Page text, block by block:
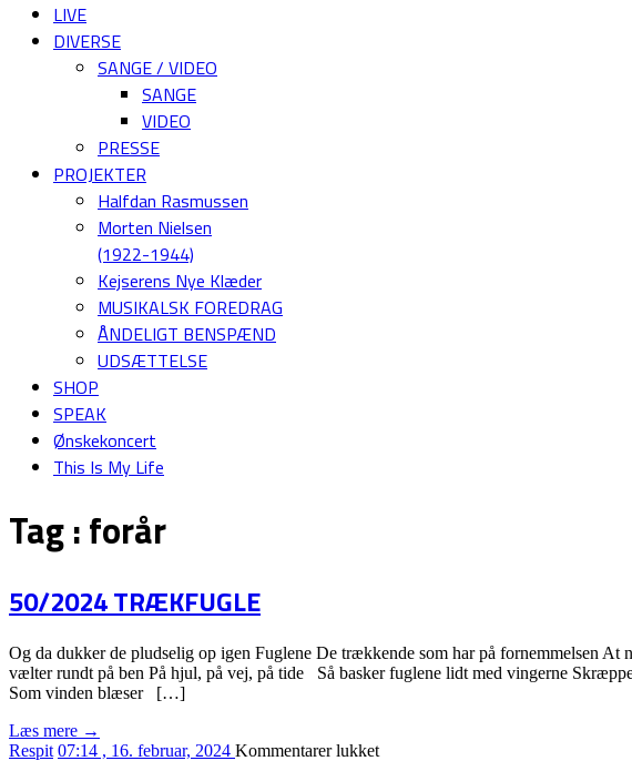
LIVE
DIVERSE
SANGE / VIDEO
SANGE
VIDEO
PRESSE
PROJEKTER
Halfdan Rasmussen
Morten Nielsen
(1922-1944)
Kejserens Nye Klæder
MUSIKALSK FOREDRAG
ÅNDELIGT BENSPÆND
UDSÆTTELSE
SHOP
SPEAK
Ønskekoncert
This Is My Life
Tag :forår
50/2024 TRÆKFUGLE
Og da dukker de pludselig op igen Fuglene De trækkende som har på fornemmelsen
vælter rundt på ben På hjul, på vej, på tide Så basker fuglene lidt med vingerne
Som vinden blæser […]
Læs mere →
Respit 07:14 , 16. februar, 2024 Kommentarer lukkettil